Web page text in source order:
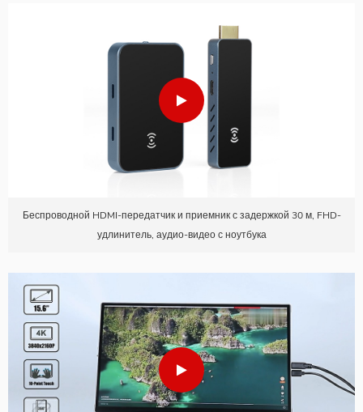
Беспроводной HDMI-передатчик и приемник с задержкой 30 м, FHD-
удлинитель, аудио-видео с ноутбука